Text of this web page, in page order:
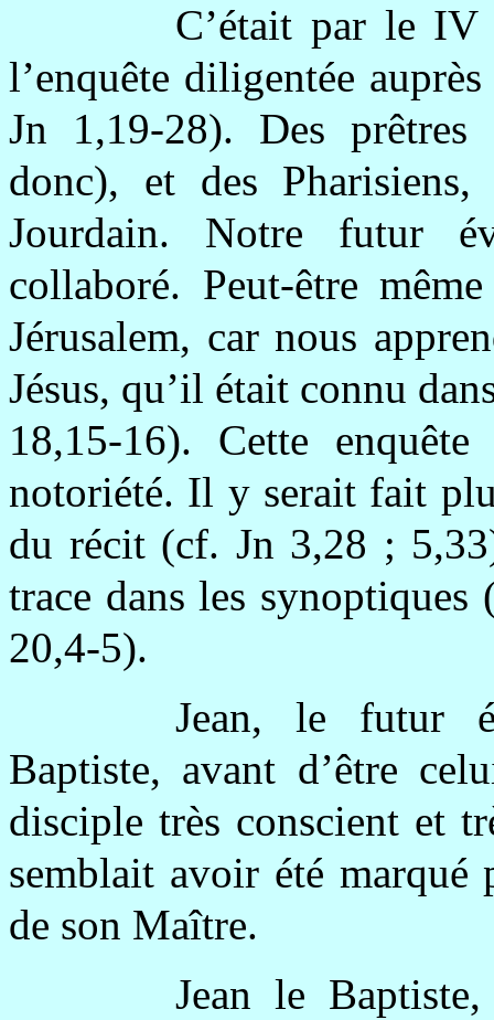
C’était par le IV
l’enquête diligentée
Jn 1,19-28). Des prêtres
donc), et des
Jourdain. Notre futur
collaboré. Peut-être
Jérusalem, car nous
Jésus, qu’il était connu
18,15-16). Cette
notoriété. Il y serait fait
du récit (cf. Jn 3,28 ;
trace dans les
20,4-5).
Jean, le futur
Baptiste, avant d’être
disciple très conscient et
semblait avoir été marqué
de son Maître.
Jean le